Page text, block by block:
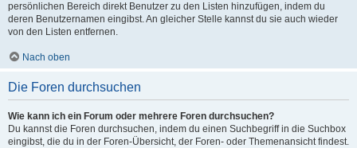
persönlichen Bereich direkt Benutzer zu den Listen hinzufügen, indem du
deren Benutzernamen eingibst. An gleicher Stelle kannst du sie auch wieder
von den Listen entfernen.
Nach oben
Die Foren durchsuchen
Wie kann ich ein Forum oder mehrere Foren durchsuchen?
Du kannst die Foren durchsuchen, indem du einen Suchbegriff in die Suchbox
eingibst, die du in der Foren-Übersicht, der Foren- oder Themenansicht findest.